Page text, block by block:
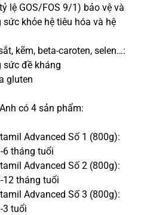
lệ GOS/FOS 9/1) bảo vệ và
khỏe hệ tiêu hóa và hệ
kẽm, beta-caroten, selen…:
sức đề kháng
gluten
có 4 sản phẩm:
Advanced Số 1 (800g):
6 tháng tuổi
Advanced Số 2 (800g):
12 tháng tuổi
Advanced Số 3 (800g):
3 tuổi